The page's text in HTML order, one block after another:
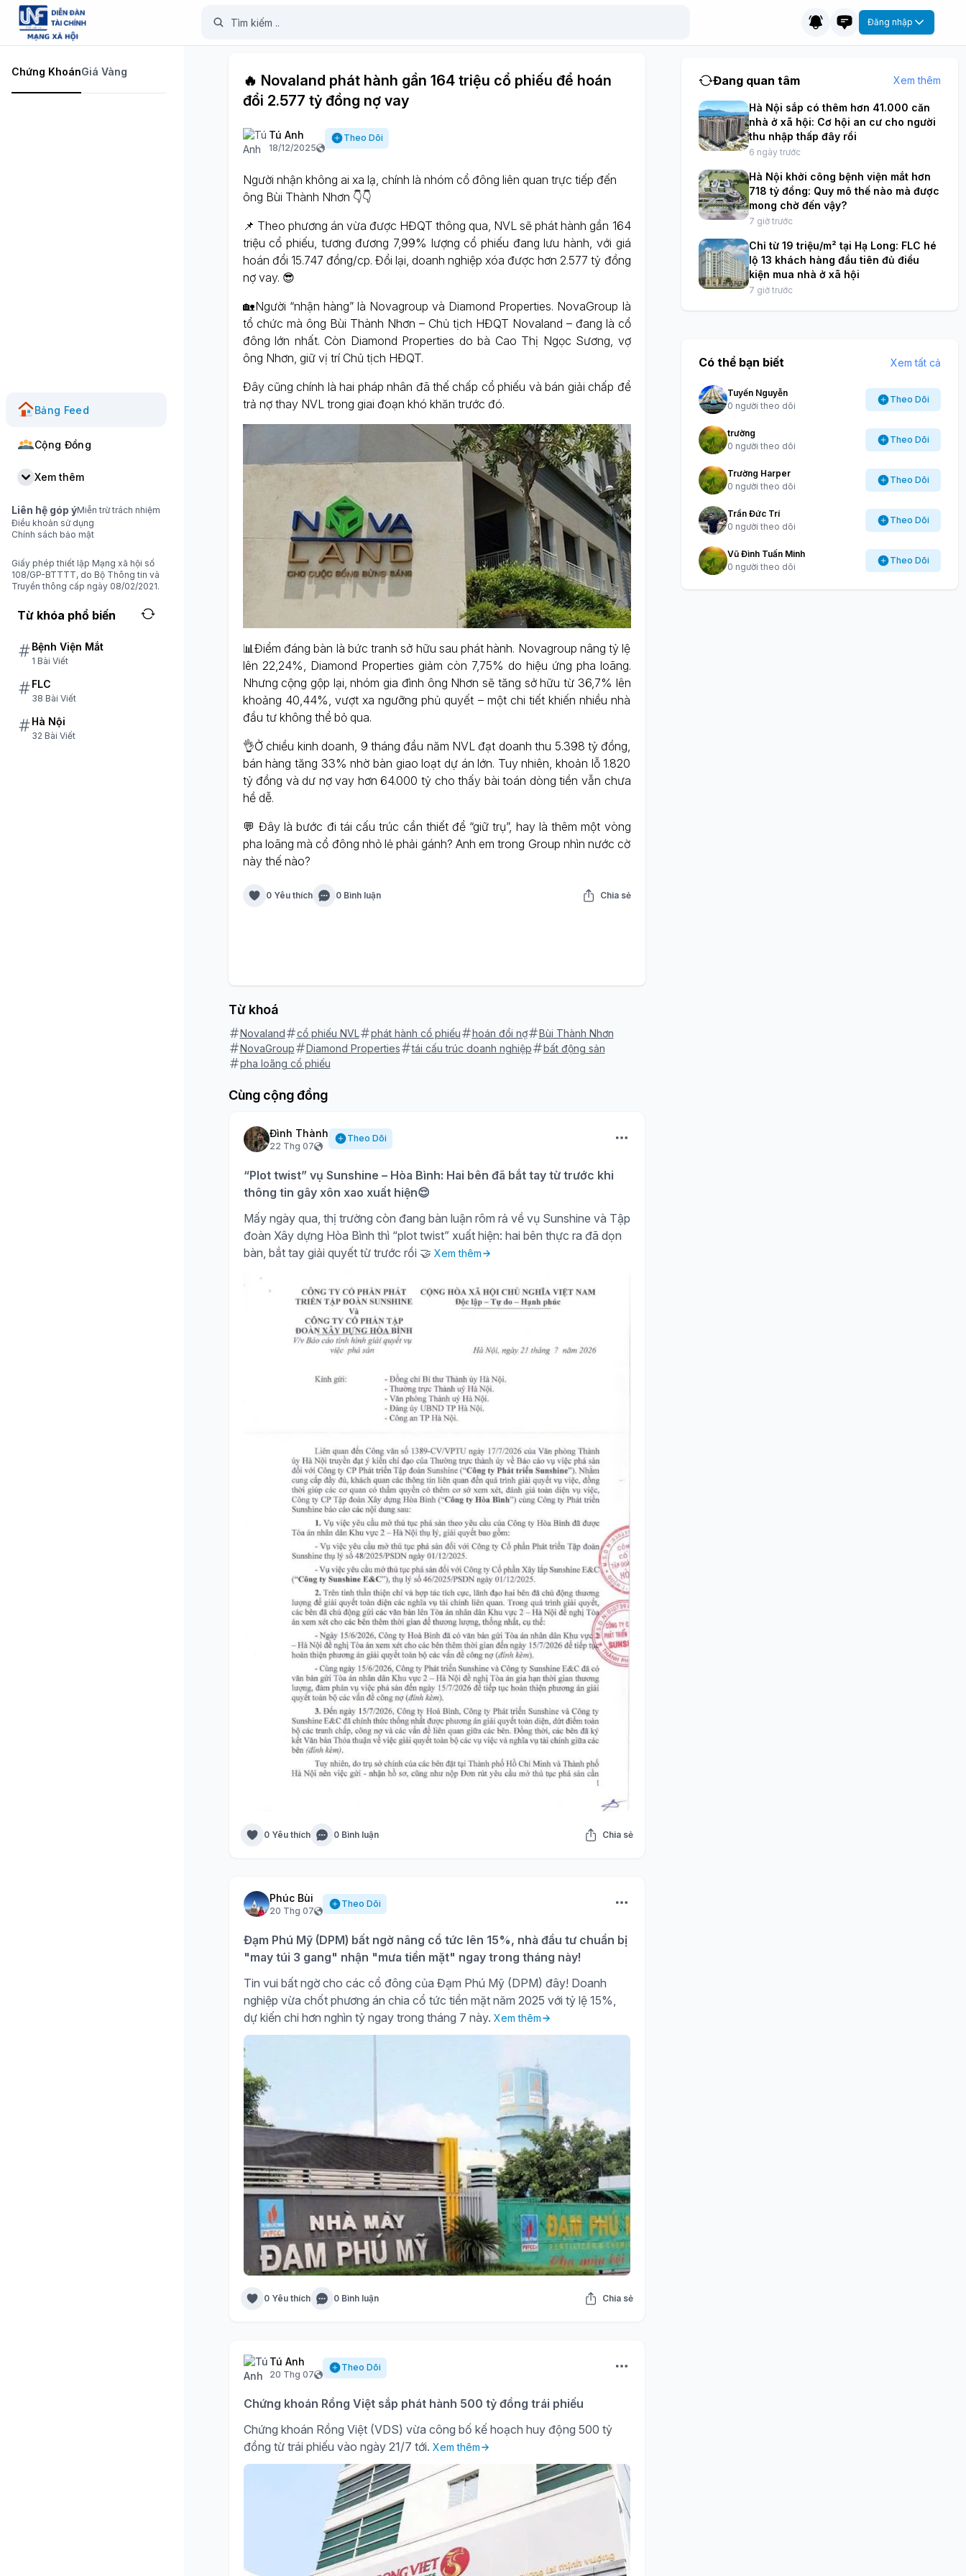
Đăng nhập
Chứng KhoánGiá Vàng
Bảng Feed
Cộng Đồng
Xem thêm
Liên hệ góp ýMiễn trừ trách nhiệm
Điều khoản sử dụng
Chính sách bảo mật
Giấy phép thiết lập Mạng xã hội số
108/GP-BTTTT, do Bộ Thông tin và
Truyền thông cấp ngày 08/02/2021.
Từ khóa phổ biến
Bệnh Viện Mắt
1 Bài Viết
FLC
38 Bài Viết
Hà Nội
32 Bài Viết
🔥 Novaland phát hành gần 164 triệu cổ phiếu để hoán
đổi 2.577 tỷ đồng nợ vay
Tú Anh
18/12/2025
Theo Dõi
Người nhận không ai xa lạ, chính là nhóm cổ đông liên quan trực tiếp đến
ông Bùi Thành Nhơn 👇👇
📌 Theo phương án vừa được HĐQT thông qua, NVL sẽ phát hành gần 164
triệu cổ phiếu, tương đương 7,99% lượng cổ phiếu đang lưu hành, với giá
hoán đổi 15.747 đồng/cp. Đổi lại, doanh nghiệp xóa được hơn 2.577 tỷ đồng
nợ vay. 😎
🏡Người “nhận hàng” là Novagroup và Diamond Properties. NovaGroup là
tổ chức mà ông Bùi Thành Nhơn – Chủ tịch HĐQT Novaland – đang là cổ
đông lớn nhất. Còn Diamond Properties do bà Cao Thị Ngọc Sương, vợ
ông Nhơn, giữ vị trí Chủ tịch HĐQT.
Đây cũng chính là hai pháp nhân đã thế chấp cổ phiếu và bán giải chấp để
trả nợ thay NVL trong giai đoạn khó khăn trước đó.
📊Điểm đáng bàn là bức tranh sở hữu sau phát hành. Novagroup nâng tỷ lệ
lên 22,24%, Diamond Properties giảm còn 7,75% do hiệu ứng pha loãng.
Nhưng cộng gộp lại, nhóm gia đình ông Nhơn sẽ tăng sở hữu từ 36,7% lên
khoảng 40,44%, vượt xa ngưỡng phủ quyết – một chi tiết khiến nhiều nhà
đầu tư không thể bỏ qua.
👌Ở chiều kinh doanh, 9 tháng đầu năm NVL đạt doanh thu 5.398 tỷ đồng,
bán hàng tăng 33% nhờ bàn giao loạt dự án lớn. Tuy nhiên, khoản lỗ 1.820
tỷ đồng và dư nợ vay hơn 64.000 tỷ cho thấy bài toán dòng tiền vẫn chưa
hề dễ.
💬 Đây là bước đi tái cấu trúc cần thiết để “giữ trụ”, hay là thêm một vòng
pha loãng mà cổ đông nhỏ lẻ phải gánh? Anh em trong Group nhìn nước cờ
này thế nào?
0 Yêu thích 0 Bình luận Chia sẻ
Từ khoá
Novaland cổ phiếu NVL phát hành cổ phiếu hoán đổi nợ
Bùi Thành Nhơn
NovaGroup
Diamond Properties tái cấu trúc doanh nghiệp
bất động sản
pha loãng cổ phiếu
Cùng cộng đồng
Đình Thành
22 Thg 07
Theo Dõi
“Plot twist” vụ Sunshine – Hòa Bình: Hai bên đã bắt tay từ trước khi
thông tin gây xôn xao xuất hiện😌
Mấy ngày qua, thị trường còn đang bàn luận rôm rả về vụ Sunshine và Tập
đoàn Xây dựng Hòa Bình thì “plot twist” xuất hiện: hai bên thực ra đã dọn
bàn, bắt tay giải quyết từ trước rồi 🤝 Xem thêm
0 Yêu thích 0 Bình luận Chia sẻ
Phúc Bùi
20 Thg 07
Theo Dõi
Đạm Phú Mỹ (DPM) bất ngờ nâng cổ tức lên 15%, nhà đầu tư chuẩn bị
"may túi 3 gang" nhận "mưa tiền mặt" ngay trong tháng này!
Tin vui bất ngờ cho các cổ đông của Đạm Phú Mỹ (DPM) đây! Doanh
nghiệp vừa chốt phương án chia cổ tức tiền mặt năm 2025 với tỷ lệ 15%,
dự kiến chi hơn nghìn tỷ ngay trong tháng 7 này. Xem thêm
0 Yêu thích 0 Bình luận Chia sẻ
Tú Anh
20 Thg 07
Theo Dõi
Chứng khoán Rồng Việt sắp phát hành 500 tỷ đồng trái phiếu
Chứng khoán Rồng Việt (VDS) vừa công bố kế hoạch huy động 500 tỷ
đồng từ trái phiếu vào ngày 21/7 tới. Xem thêm
Đang quan tâm Xem thêm
Hà Nội sắp có thêm hơn 41.000 căn
nhà ở xã hội: Cơ hội an cư cho người
thu nhập thấp đây rồi
6 ngày trước
Hà Nội khởi công bệnh viện mắt hơn
718 tỷ đồng: Quy mô thế nào mà được
mong chờ đến vậy?
7 giờ trước
Chỉ từ 19 triệu/m² tại Hạ Long: FLC hé
lộ 13 khách hàng đầu tiên đủ điều
kiện mua nhà ở xã hội
7 giờ trước
Có thể bạn biết Xem tất cả
Tuyến Nguyễn
0 người theo dõi
Theo Dõi
trường
0 người theo dõi
Theo Dõi
Trường Harper
0 người theo dõi
Theo Dõi
Trần Đức Trí
0 người theo dõi
Theo Dõi
Vũ Đình Tuấn Minh
0 người theo dõi
Theo Dõi